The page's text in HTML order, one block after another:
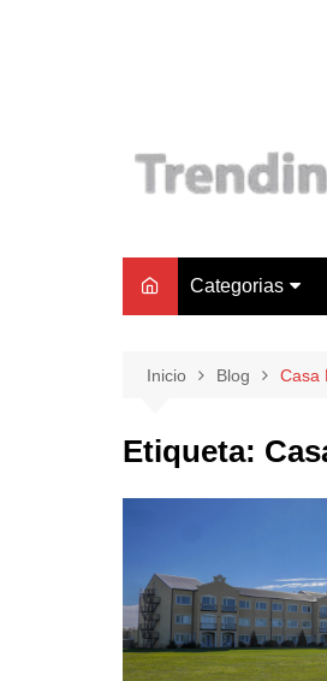
Categorias
Negocios
Lifestyle
Motores
Empresas y
Automotos
Espectáculos
Inicio Blog Casa
Etiqueta: